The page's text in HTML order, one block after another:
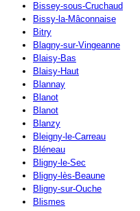
Bissey-sous-Cruchaud
Bissy-la-Mâconnaise
Bitry
Blagny-sur-Vingeanne
Blaisy-Bas
Blaisy-Haut
Blannay
Blanot
Blanot
Blanzy
Bleigny-le-Carreau
Bléneau
Bligny-le-Sec
Bligny-lès-Beaune
Bligny-sur-Ouche
Blismes